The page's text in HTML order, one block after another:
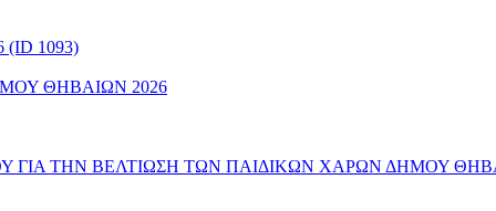
(ID 1093)
ΘΗΒΑΙΩΝ 2026
ΤΗΝ ΒΕΛΤΙΩΣΗ ΤΩΝ ΠΑΙΔΙΚΩΝ ΧΑΡΩΝ ΔΗΜΟΥ